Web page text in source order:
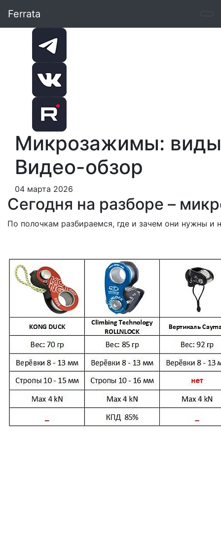
Ferrata
Микрозажимы:
Видео-обзор
04 марта 2026
Сегодня на разборе –
По полочкам разбираемся, где и зачем они нужны и